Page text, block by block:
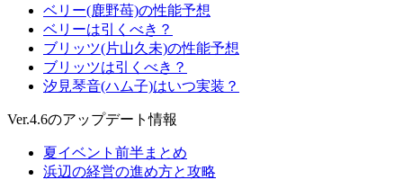
ベリー(鹿野苺)の性能予想
ベリーは引くべき？
ブリッツ(片山久未)の性能予想
ブリッツは引くべき？
汐見琴音(ハム子)はいつ実装？
Ver.4.6のアップデート情報
夏イベント前半まとめ
浜辺の経営の進め方と攻略